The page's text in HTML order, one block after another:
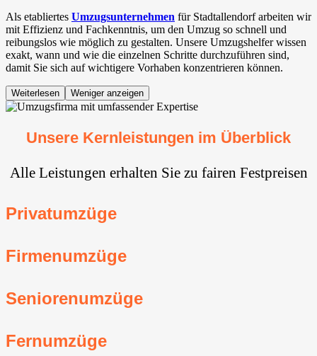
Als etabliertes Umzugsunternehmen für Stadtallendorf arbeiten wir
mit Effizienz und Fachkenntnis, um den Umzug so schnell und
reibungslos wie möglich zu gestalten. Unsere Umzugshelfer wissen
exakt, wann und wie die einzelnen Schritte durchzuführen sind,
damit Sie sich auf wichtigere Vorhaben konzentrieren können.
Weiterlesen Weniger anzeigen
Unsere Kernleistungen im Überblick
Alle Leistungen erhalten Sie zu fairen Festpreisen
Privatumzüge
Firmenumzüge
Seniorenumzüge
Fernumzüge